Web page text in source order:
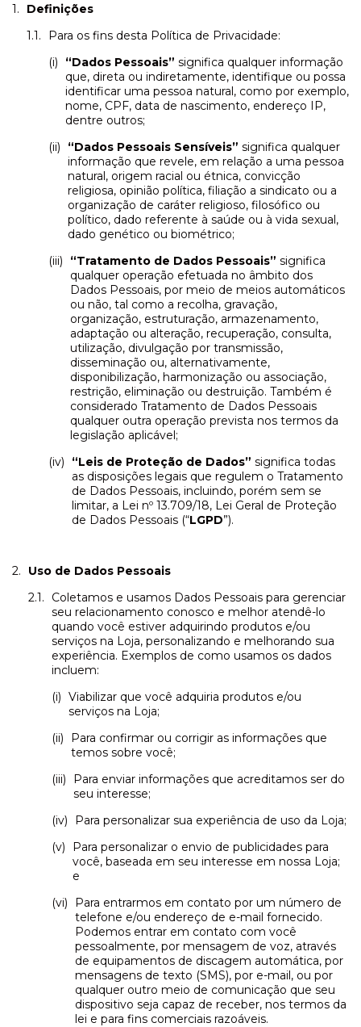
Definições
Para os fins desta Política de Privacidade:
“Dados Pessoais” significa qualquer informação
que, direta ou indiretamente, identifique ou possa
identificar uma pessoa natural, como por exemplo,
nome, CPF, data de nascimento, endereço IP,
dentre outros;
“Dados Pessoais Sensíveis” significa qualquer
informação que revele, em relação a uma pessoa
natural, origem racial ou étnica, convicção
religiosa, opinião política, filiação a sindicato ou a
organização de caráter religioso, filosófico ou
político, dado referente à saúde ou à vida sexual,
dado genético ou biométrico;
“Tratamento de Dados Pessoais” significa
qualquer operação efetuada no âmbito dos
Dados Pessoais, por meio de meios automáticos
ou não, tal como a recolha, gravação,
organização, estruturação, armazenamento,
adaptação ou alteração, recuperação, consulta,
utilização, divulgação por transmissão,
disseminação ou, alternativamente,
disponibilização, harmonização ou associação,
restrição, eliminação ou destruição. Também é
considerado Tratamento de Dados Pessoais
qualquer outra operação prevista nos termos da
legislação aplicável;
“Leis de Proteção de Dados” significa todas
as disposições legais que regulem o Tratamento
de Dados Pessoais, incluindo, porém sem se
limitar, a Lei nº 13.709/18, Lei Geral de Proteção
de Dados Pessoais (“LGPD”).
Uso de Dados Pessoais
Coletamos e usamos Dados Pessoais para gerenciar
seu relacionamento conosco e melhor atendê-lo
quando você estiver adquirindo produtos e/ou
serviços na Loja, personalizando e melhorando sua
experiência. Exemplos de como usamos os dados
incluem:
Viabilizar que você adquiria produtos e/ou
serviços na Loja;
Para confirmar ou corrigir as informações que
temos sobre você;
Para enviar informações que acreditamos ser do
seu interesse;
Para personalizar sua experiência de uso da Loja;
Para personalizar o envio de publicidades para
você, baseada em seu interesse em nossa Loja;
e
Para entrarmos em contato por um número de
telefone e/ou endereço de e-mail fornecido.
Podemos entrar em contato com você
pessoalmente, por mensagem de voz, através
de equipamentos de discagem automática, por
mensagens de texto (SMS), por e-mail, ou por
qualquer outro meio de comunicação que seu
dispositivo seja capaz de receber, nos termos da
lei e para fins comerciais razoáveis.